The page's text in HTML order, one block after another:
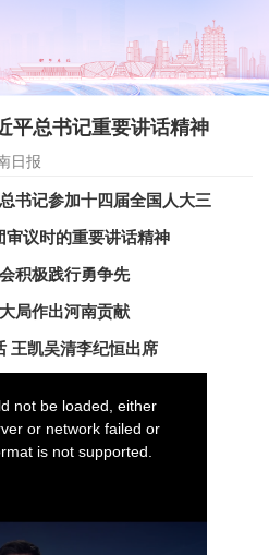
平总书记重要讲话精神
日报
书记参加十四届全国人大三
审议时的重要讲话精神
积极践行勇争先
局作出河南贡献
王凯吴清李纪恒出席